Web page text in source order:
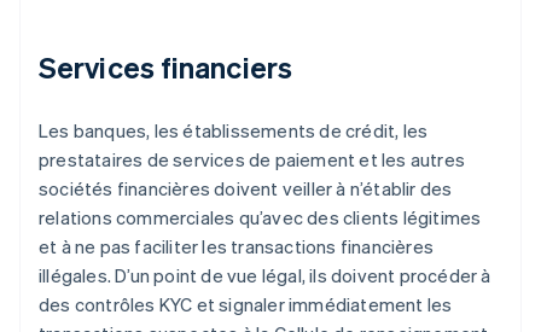
Services financiers
Les banques, les établissements de crédit, les
prestataires de services de paiement et les autres
sociétés financières doivent veiller à n’établir des
relations commerciales qu’avec des clients légitimes
et à ne pas faciliter les transactions financières
illégales. D’un point de vue légal, ils doivent procéder à
des contrôles KYC et signaler immédiatement les